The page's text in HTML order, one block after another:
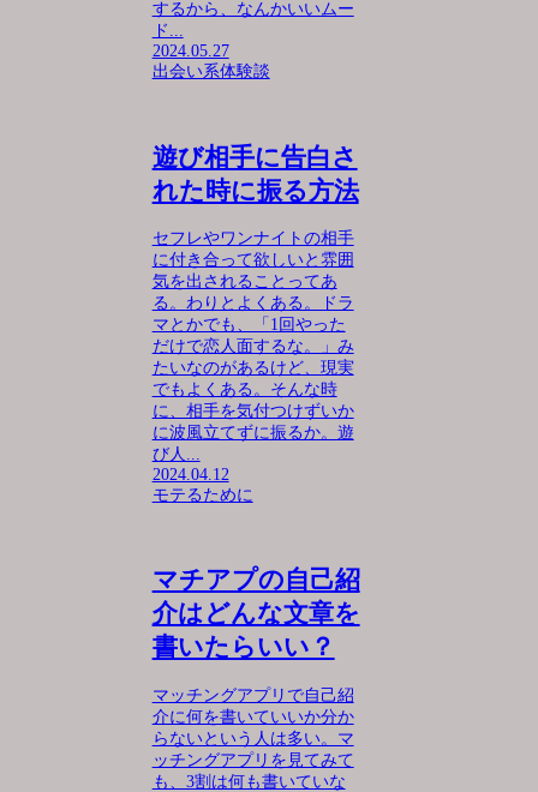
するから、なんかいいムー
ド...
2024.05.27
出会い系体験談
遊び相手に告白さ
れた時に振る方法
セフレやワンナイトの相手
に付き合って欲しいと雰囲
気を出されることってあ
る。わりとよくある。ドラ
マとかでも、「1回やった
だけで恋人面するな。」み
たいなのがあるけど、現実
でもよくある。そんな時
に、相手を気付つけずいか
に波風立てずに振るか。遊
び人...
2024.04.12
モテるために
マチアプの自己紹
介はどんな文章を
書いたらいい？
マッチングアプリで自己紹
介に何を書いていいか分か
らないという人は多い。マ
ッチングアプリを見てみて
も、3割は何も書いていな